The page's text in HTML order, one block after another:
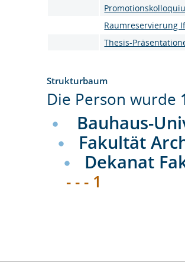
Raumreservierung
Thesis-
Strukturbaum
Die Person wurde
Bauhaus-
Fakultät
Dekanat
- - - 1